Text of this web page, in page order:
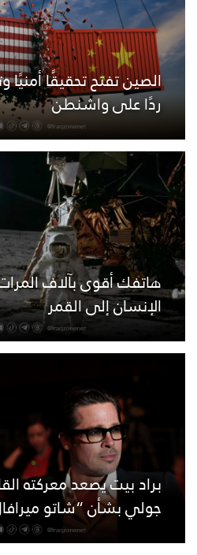
الصين تفتح تحقيقًا
ردًا على واشنطن
هاتفك أقوى بآلاف
الإنسان إلى القمر
براد بيت يصعد معركته
جولي بشأن “شاتو